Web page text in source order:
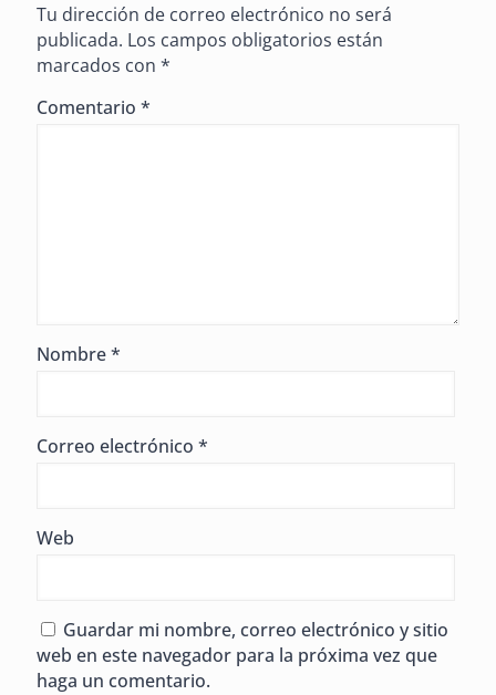
Tu dirección de correo electrónico no será
publicada. Los campos obligatorios están
marcados con *
Comentario *
Nombre*
Correo electrónico *
Web
Guardar mi nombre, correo electrónico y sitio
web en este navegador para la próxima vez que
haga un comentario.